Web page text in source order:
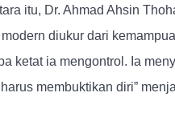
itu, Dr. Ahmad Ahsin
diukur dari
ketat ia mengontrol. Ia
membuktikan diri”